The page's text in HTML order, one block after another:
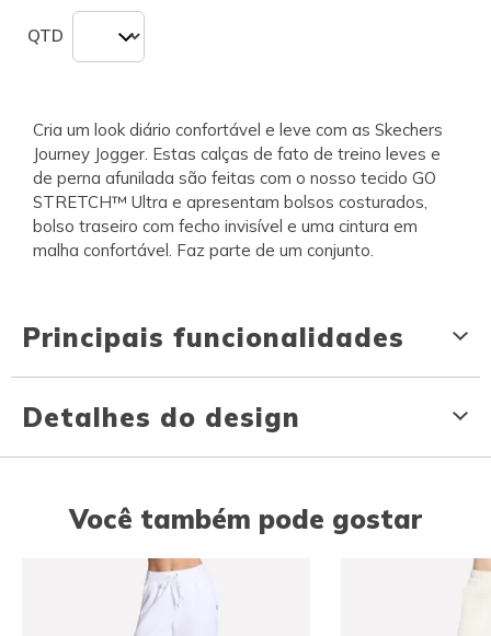
QTD
Cria um look diário confortável e leve com as Skechers
Journey Jogger. Estas calças de fato de treino leves e
de perna afunilada são feitas com o nosso tecido GO
STRETCH™ Ultra e apresentam bolsos costurados,
bolso traseiro com fecho invisível e uma cintura em
malha confortável. Faz parte de um conjunto.
Principais funcionalidades
Detalhes do design
Você também pode gostar